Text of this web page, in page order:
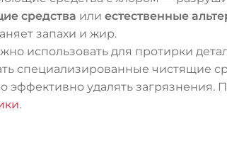
средства или естественные
запахи и жир.
использовать для протирки
специализированные чистящие
удалять
.